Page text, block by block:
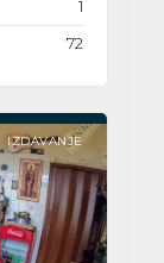
1
72
IZDAVANJE